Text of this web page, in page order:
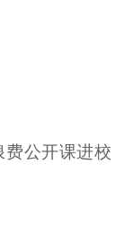
公开课进校